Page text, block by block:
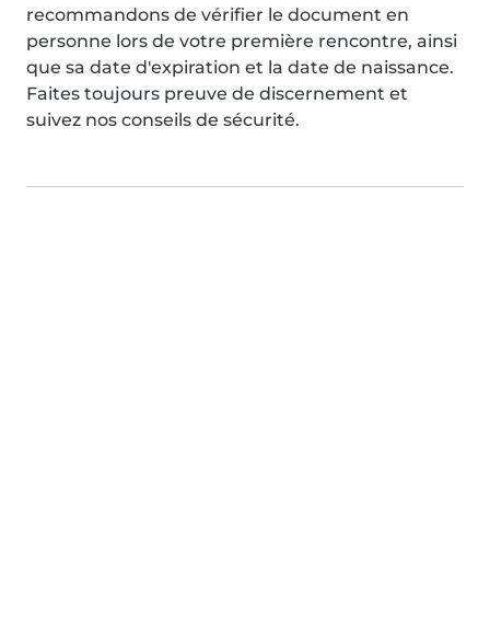
recommandons de vérifier le document en
personne lors de votre première rencontre, ainsi
que sa date d'expiration et la date de naissance.
Faites toujours preuve de discernement et
suivez nos conseils de sécurité.